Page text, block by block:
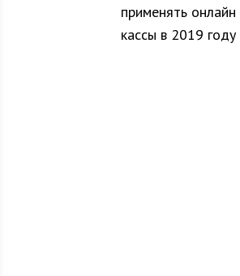
применять онлайн
кассы в 2019 году